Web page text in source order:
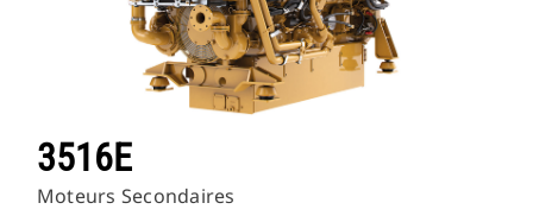
3516E
Moteurs Secondaires